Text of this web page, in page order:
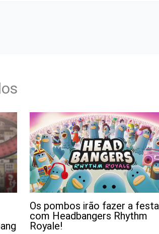
Os pombos irão fazer a festa
com Headbangers Rhythm
Royale!